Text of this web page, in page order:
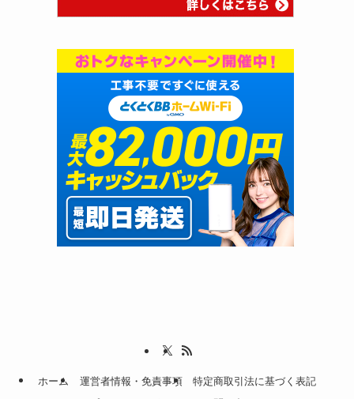
ホーム 運営者情報・免責事項
特定商取引法に基づく表記